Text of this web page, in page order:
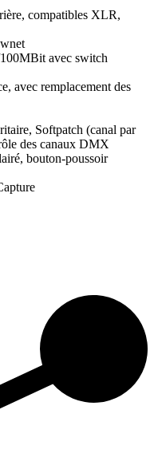
compatibles XLR,
avec switch
avec remplacement des
Softpatch (canal par
des canaux DMX
bouton-poussoir